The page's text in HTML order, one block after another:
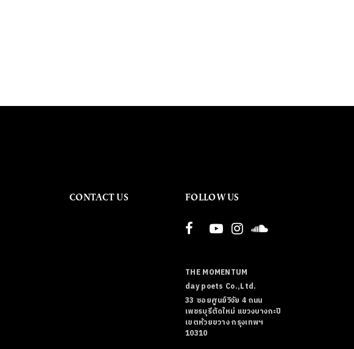
CONTACT US FOLLOW US
THE MOMENTUM
day poets Co.,Ltd.
33 ซอยศูนย์วิจัย 4 ถนน
เพชรบุรีตัดใหม่ แขวงบางกะปิ
เขตห้วยขวาง กรุงเทพฯ
10310